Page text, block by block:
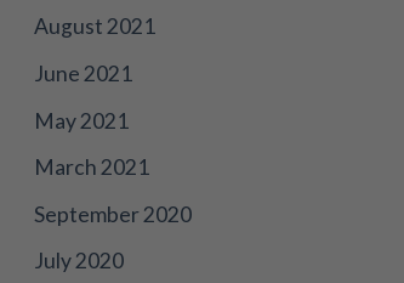
August 2021
June 2021
May 2021
March 2021
September 2020
July 2020